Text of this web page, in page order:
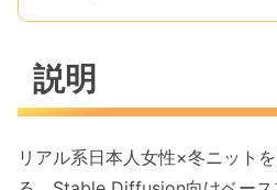
説明
リアル系日本人女性×冬ニット